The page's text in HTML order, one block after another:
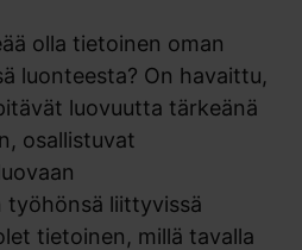
olla tietoinen oman
luonteesta? On havaittu,
luovuutta tärkeänä
osallistuvat
työhönsä liittyvissä
tietoinen, millä tavalla